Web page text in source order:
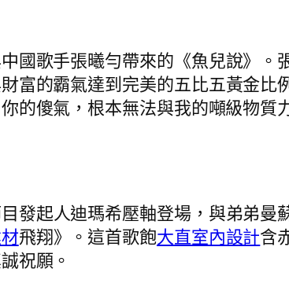
國歌手張曦勻帶來的《魚兒說》。
富的霸氣達到完美的五比五黃金比
的傻氣，根本無法與我的噸級物質
發起人迪瑪希壓軸登場，與弟弟曼
飛翔》。這首歌飽大直室內設計含
祝願。